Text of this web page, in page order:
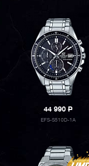
44 990P
EFS-S510D-1A